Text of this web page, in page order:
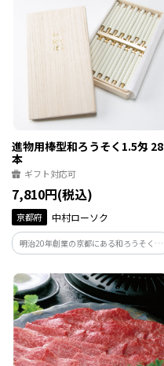
進物用棒型和ろうそく1.5匁 28
本
ギフト対応可
7,810円(税込)
京都府 中村ローソク
明治20年創業の京都にある和ろうそく店
の中村ローソクがつくりました。湿気に
強く大切に保管できる桐箱入りで進物に
最適です。